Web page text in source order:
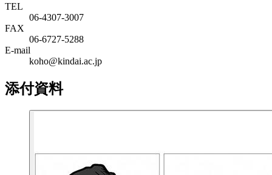
TEL
06‐4307‐3007
FAX
06‐6727‐5288
E-mail
koho@kindai.ac.jp
添付資料